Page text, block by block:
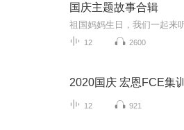
国庆主题故事合辑
12 2600
2020国庆 宏恩FCE集训
12 921